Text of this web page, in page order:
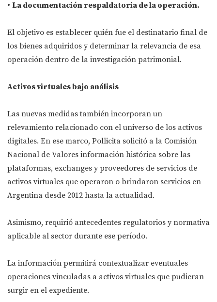
• La documentación respaldatoria de la operación.
El objetivo es establecer quién fue el destinatario final de
los bienes adquiridos y determinar la relevancia de esa
operación dentro de la investigación patrimonial.
Activos virtuales bajo análisis
Las nuevas medidas también incorporan un
relevamiento relacionado con el universo de los activos
digitales. En ese marco, Pollicita solicitó a la Comisión
Nacional de Valores información histórica sobre las
plataformas, exchanges y proveedores de servicios de
activos virtuales que operaron o brindaron servicios en
Argentina desde 2012 hasta la actualidad.
Asimismo, requirió antecedentes regulatorios y normativa
aplicable al sector durante ese período.
La información permitirá contextualizar eventuales
operaciones vinculadas a activos virtuales que pudieran
surgir en el expediente.